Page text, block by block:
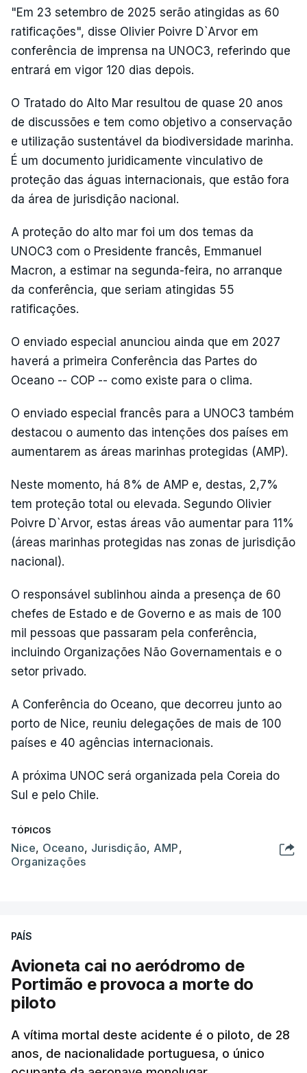
"Em 23 setembro de 2025 serão atingidas as 60
ratificações", disse Olivier Poivre D`Arvor em
conferência de imprensa na UNOC3, referindo que
entrará em vigor 120 dias depois.
O Tratado do Alto Mar resultou de quase 20 anos
de discussões e tem como objetivo a conservação
e utilização sustentável da biodiversidade marinha.
É um documento juridicamente vinculativo de
proteção das águas internacionais, que estão fora
da área de jurisdição nacional.
A proteção do alto mar foi um dos temas da
UNOC3 com o Presidente francês, Emmanuel
Macron, a estimar na segunda-feira, no arranque
da conferência, que seriam atingidas 55
ratificações.
O enviado especial anunciou ainda que em 2027
haverá a primeira Conferência das Partes do
Oceano -- COP -- como existe para o clima.
O enviado especial francês para a UNOC3 também
destacou o aumento das intenções dos países em
aumentarem as áreas marinhas protegidas (AMP).
Neste momento, há 8% de AMP e, destas, 2,7%
tem proteção total ou elevada. Segundo Olivier
Poivre D`Arvor, estas áreas vão aumentar para 11%
(áreas marinhas protegidas nas zonas de jurisdição
nacional).
O responsável sublinhou ainda a presença de 60
chefes de Estado e de Governo e as mais de 100
mil pessoas que passaram pela conferência,
incluindo Organizações Não Governamentais e o
setor privado.
A Conferência do Oceano, que decorreu junto ao
porto de Nice, reuniu delegações de mais de 100
países e 40 agências internacionais.
A próxima UNOC será organizada pela Coreia do
Sul e pelo Chile.
TÓPICOS
Nice, Oceano, Jurisdição, AMP,
Organizações
PAÍS
Avioneta cai no aeródromo de
Portimão e provoca a morte do
piloto
A vítima mortal deste acidente é o piloto, de 28
anos, de nacionalidade portuguesa, o único